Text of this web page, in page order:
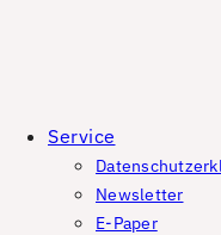
Service
Newsletter
E-Paper